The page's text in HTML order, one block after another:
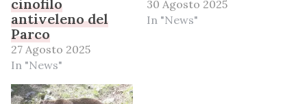
cinofilo
antiveleno del
Parco
27 Agosto 2025
In "News"
30 Agosto 2025
In "News"